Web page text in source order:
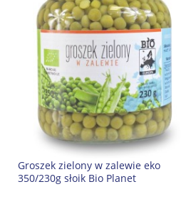
Groszek zielony w zalewie eko
350/230g słoik Bio Planet